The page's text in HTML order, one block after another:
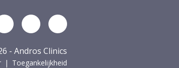
Linkedin
op YouTube
Volg ons op Facebook
Volg ons op Instagram
Volg ons op Spotify
- Andros Clinics
Toegankelijkheid